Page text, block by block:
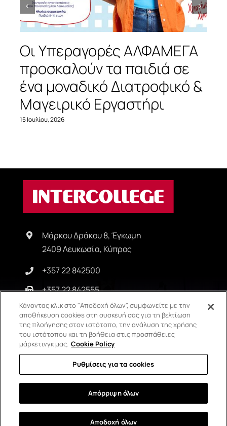
Οι Υπεραγορές ΑΛΦΑΜΕΓΑ
προσκαλούν τα παιδιά σε
ένα μοναδικό Διατροφικό &
Μαγειρικό Εργαστήρι
15 Ιουλίου, 2026
Μάρκου Δράκου 8, Έγκωμη
2409 Λευκωσία, Κύπρος
+357 22 842500
+357 22 842555
info@intercollege.ac.cy
Copyright © Intercollege | All Rights Reserved | Privacy Policy |
Terms & Conditions
Κάνοντας κλικ στο "Αποδοχή όλων", συμφωνείτε με την
αποθήκευση cookies στη συσκευή σας για τη βελτίωση
της πλοήγησης στον ιστότοπο, την ανάλυση της χρήσης
του ιστότοπου και τη βοήθεια στις προσπάθειες
μάρκετινγκ μας. Cookie Policy
Ρυθμίσεις για τα cookies
Απόρριψη όλων
Αποδοχή όλων